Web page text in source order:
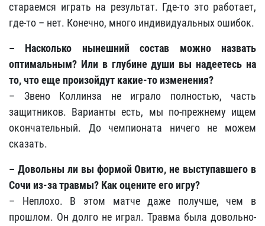
стараемся играть на результат. Где-то это работает,
где-то – нет. Конечно, много индивидуальных ошибок.
– Насколько нынешний состав можно назвать
оптимальным? Или в глубине души вы надеетесь на
то, что еще произойдут какие-то изменения?
– Звено Коллинза не играло полностью, часть
защитников. Варианты есть, мы по-прежнему ищем
окончательный. До чемпионата ничего не можем
сказать.
– Довольны ли вы формой Овитю, не выступавшего в
Сочи из-за травмы? Как оцените его игру?
– Неплохо. В этом матче даже получше, чем в
прошлом. Он долго не играл. Травма была довольно-